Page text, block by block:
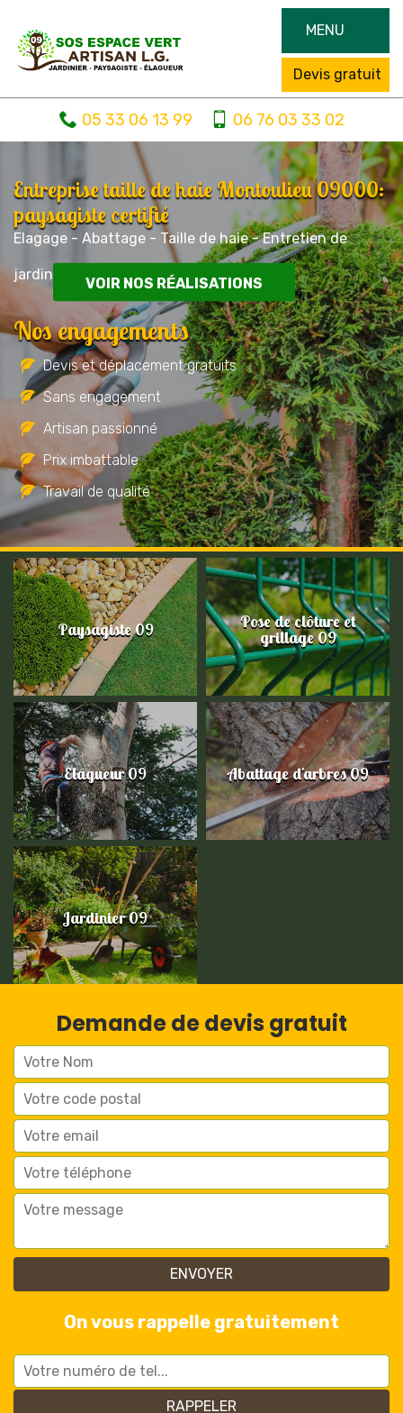
MENU
Devis gratuit
05 33 06 13 99 06 76 03 33 02
Entreprise taille de haie Montoulieu 09000:
paysagiste certifié
Elagage - Abattage - Taille de haie - Entretien de
jardin
VOIR NOS RÉALISATIONS
Nos engagements
Devis et déplacement gratuits
Sans engagement
Artisan passionné
Prix imbattable
Travail de qualité
Paysagiste 09 Pose de clôture et
grillage 09
Elagueur 09 Abattage d'arbres 09
Jardinier 09
Demande de devis gratuit
On vous rappelle gratuitement